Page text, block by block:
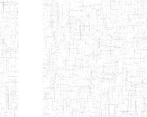
TTC TATUM
ST PIUS X
TECHNICAL
TEACHER
TRAINING